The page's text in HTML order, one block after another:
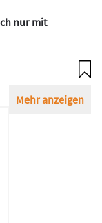
nur mit
Mehr anzeigen